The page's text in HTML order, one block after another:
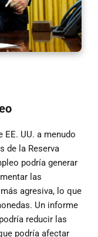
UU. a menudo
de la Reserva
podría generar
las
agresiva, lo que
Un informe
reducir las
podría afectar